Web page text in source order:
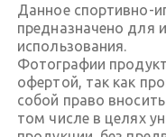
Данное спортивно-
предназначено для
использования.
Фотографии
офертой, так как
собой право
том числе в целях